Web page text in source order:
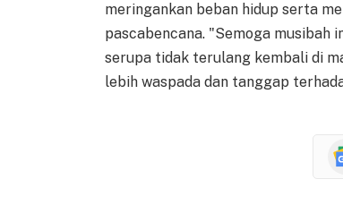
meringankan beban hidup serta
pascabencana. "Semoga musibah
serupa tidak terulang kembali di
lebih waspada dan tanggap